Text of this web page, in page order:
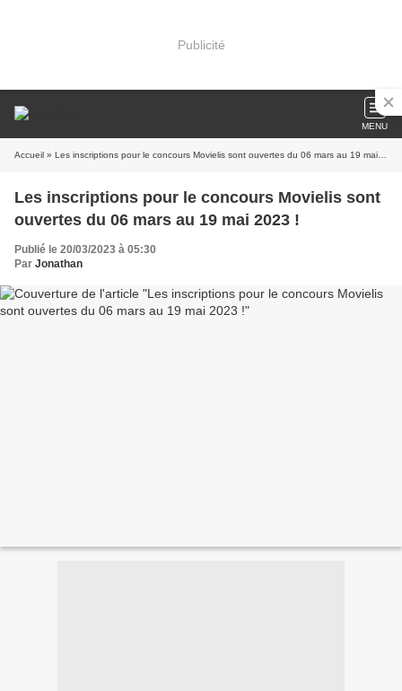
Publicité
MENU
Accueil » Les inscriptions pour le concours Movielis sont ouvertes du 06 mars au 19 mai 2023 !
Les inscriptions pour le concours Movielis sont
ouvertes du 06 mars au 19 mai 2023 !
Publié le 20/03/2023 à 05:30
Par Jonathan